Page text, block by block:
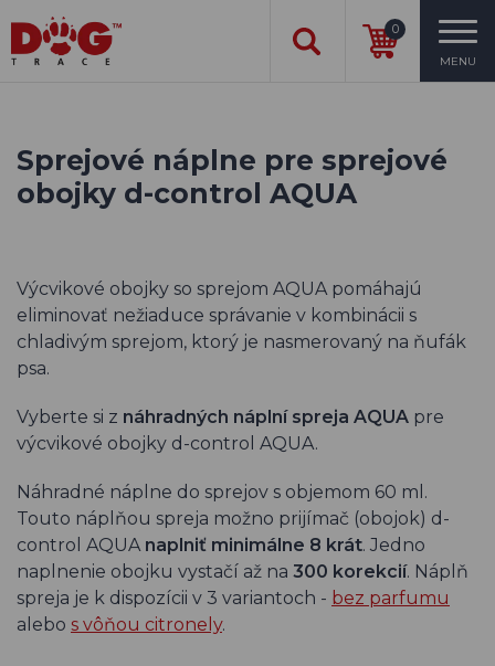
0
MENU
Sprejové náplne pre sprejové
obojky d-control AQUA
Výcvikové obojky so sprejom AQUA pomáhajú
eliminovať nežiaduce správanie v kombinácii s
chladivým sprejom, ktorý je nasmerovaný na ňufák
psa.
Vyberte si z náhradných náplní spreja AQUA pre
výcvikové obojky d-control AQUA.
Náhradné náplne do sprejov s objemom 60 ml.
Touto náplňou spreja možno prijímač (obojok) d-
control AQUA naplniť minimálne 8 krát. Jedno
naplnenie obojku vystačí až na 300 korekcií. Náplň
spreja je k dispozícii v 3 variantoch - bez parfumu
alebo s vôňou citronely.